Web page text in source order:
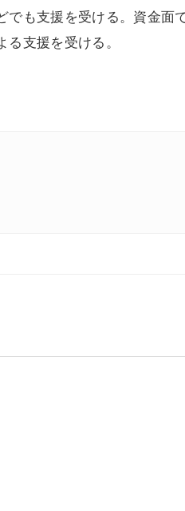
でも支援を受ける。資金面
支援を受ける。